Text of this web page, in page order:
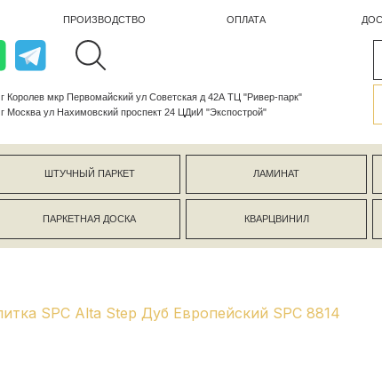
ПРОИЗВОДСТВО
Нахимовский проспект 24 ЦДиИ "Экспострой"
ДОСКА
ШТУЧНЫЙ ПАРКЕТ
КВАРЦВИНИЛ СТЕНОВЫЕ
ЛАМИНАТ
SPC Alta Step Дуб Европейский SPC 8814